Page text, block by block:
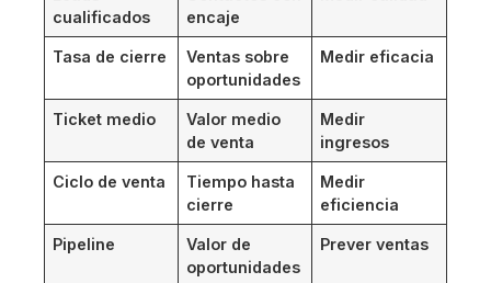
cualificados
encaje
Tasa de cierre
Ventas sobre
oportunidades
Medir eficacia
Ticket medio
Valor medio
de venta
Medir
ingresos
Ciclo de venta
Tiempo hasta
cierre
Medir
eficiencia
Pipeline
Valor de
oportunidades
Prever ventas